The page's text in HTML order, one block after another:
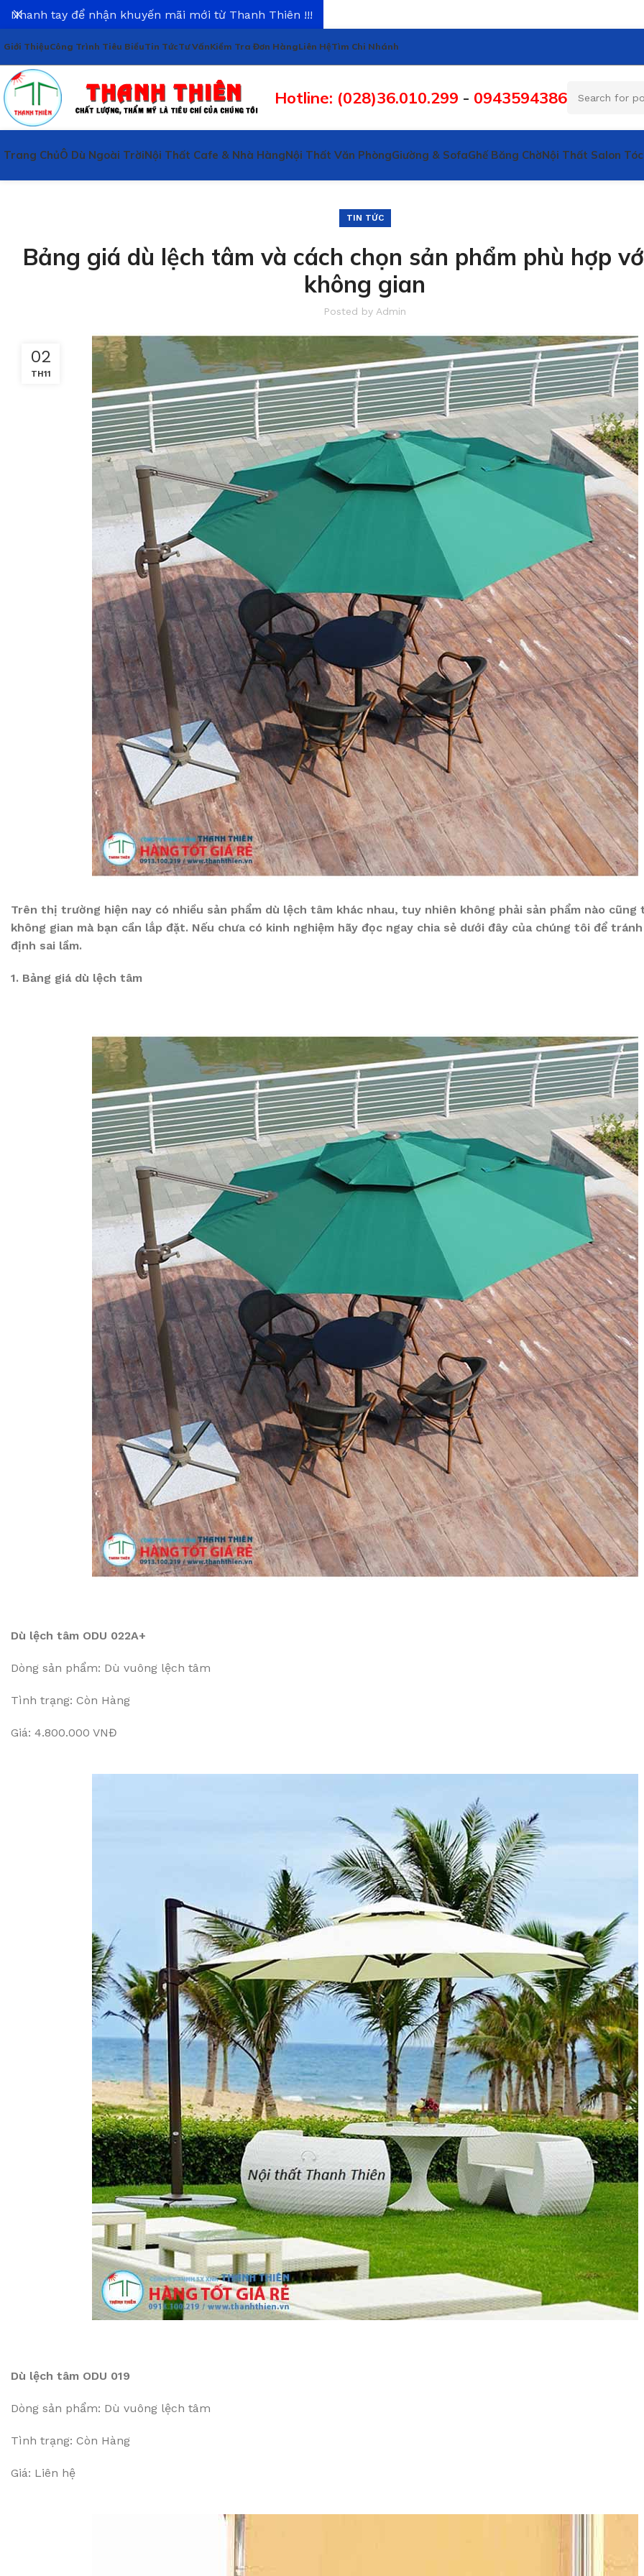
Giới ThiệuCông Trình Tiêu BiểuTin TứcTư VấnKiểm Tra Đơn HàngLiên HệTìm Chi Nhánh
Hotline: (028)36.010.299 - 0943594386
Trang ChủÔ Dù Ngoài TrờiNội Thất Cafe & Nhà HàngNội Thất Văn PhòngGiường & SofaGhế Băng ChờNội Thất Salon Tóc
TIN TỨC
Bảng giá dù lệch tâm và cách chọn sản phẩm phù hợp
không gian
Posted by Admin
02
TH11
Trên thị trường hiện nay có nhiều sản phẩm dù lệch tâm khác nhau, tuy nhiên không phải sản phẩm nào cũng
không gian mà bạn cần lắp đặt. Nếu chưa có kinh nghiệm hãy đọc ngay chia sẻ dưới đây của chúng tôi để
định sai lầm.
1. Bảng giá dù lệch tâm
Dù lệch tâm ODU 022A+
Dòng sản phẩm: Dù vuông lệch tâm
Tình trạng: Còn Hàng
Giá: 4.800.000 VNĐ
Dù lệch tâm ODU 019
Dòng sản phẩm: Dù vuông lệch tâm
Tình trạng: Còn Hàng
Giá: Liên hệ
Nhanh tay để nhận khuyến mãi mới từ Thanh Thiên !!!